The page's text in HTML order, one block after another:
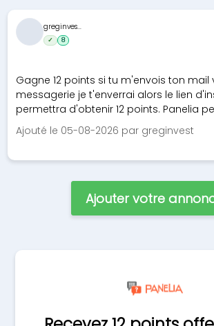
Gagne 12 points si tu m'envois ton mail
messagerie je t'enverrai alors le lien
permettra d'obtenir 12 points. Panelia
Ajouté le 05-08-2026 par greginvest
greginves...
✓ 8
Ajouter votre